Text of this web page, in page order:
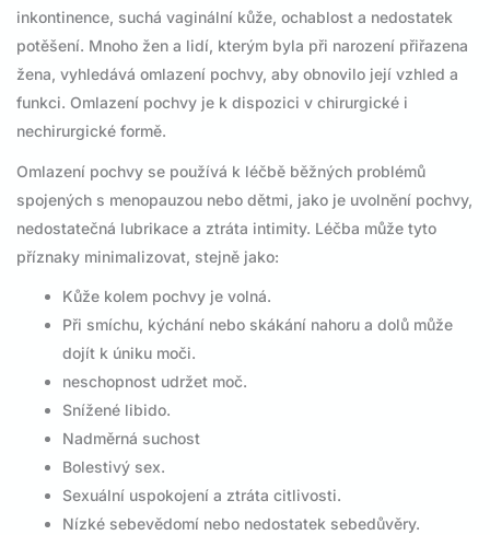
inkontinence, suchá vaginální kůže, ochablost a nedostatek
potěšení. Mnoho žen a lidí, kterým byla při narození přiřazena
žena, vyhledává omlazení pochvy, aby obnovilo její vzhled a
funkci. Omlazení pochvy je k dispozici v chirurgické i
nechirurgické formě.
Omlazení pochvy se používá k léčbě běžných problémů
spojených s menopauzou nebo dětmi, jako je uvolnění pochvy,
nedostatečná lubrikace a ztráta intimity. Léčba může tyto
příznaky minimalizovat, stejně jako:
Kůže kolem pochvy je volná.
Při smíchu, kýchání nebo skákání nahoru a dolů může
dojít k úniku moči.
neschopnost udržet moč.
Snížené libido.
Nadměrná suchost
Bolestivý sex.
Sexuální uspokojení a ztráta citlivosti.
Nízké sebevědomí nebo nedostatek sebedůvěry.